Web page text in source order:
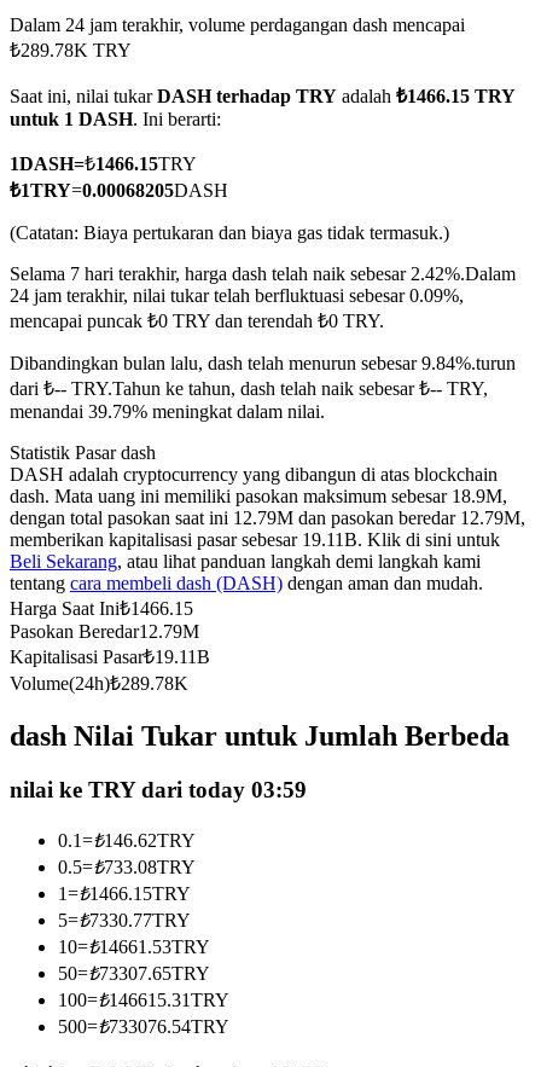
Derivatif saham, forex, logam mulia, dan komoditas
USDC Berjangka
Kontrak berjangka menggunakan USDC sebagai jaminannya
Copy Trading
Bergabunglah dengan pedagang top
Menjadi Pedagang Salinan
Nikmati pembagian keuntungan dan komisi copy trading
Dalam 24 jam terakhir, volume perdagangan dash mencapai
₺289.78K TRY
Saat ini, nilai tukarDASH terhadap TRY adalah ₺1466.15 TRY
untuk 1 DASH. Ini berarti:
1DASH=₺1466.15TRY
₺1TRY=0.00068205DASH
(Catatan: Biaya pertukaran dan biaya gas tidak termasuk.)
Selama 7 hari terakhir, harga dash telah naik sebesar 2.42%.Dalam
24 jam terakhir, nilai tukar telah berfluktuasi sebesar 0.09%,
mencapai puncak ₺0 TRY dan terendah ₺0 TRY.
Dibandingkan bulan lalu, dash telah menurun sebesar 9.84%.turun
dari ₺-- TRY.Tahun ke tahun, dash telah naik sebesar ₺-- TRY,
menandai 39.79% meningkat dalam nilai.
Statistik Pasar dash
DASH adalah cryptocurrency yang dibangun di atas blockchain
dash. Mata uang ini memiliki pasokan maksimum sebesar 18.9M,
dengan total pasokan saat ini 12.79M dan pasokan beredar 12.79M,
memberikan kapitalisasi pasar sebesar 19.11B. Klik di sini untuk
Beli Sekarang, atau lihat panduan langkah demi langkah kami
tentang cara membeli dash (DASH) dengan aman dan mudah.
Harga Saat Ini₺1466.15
Pasokan Beredar12.79M
Kapitalisasi Pasar₺19.11B
Volume(24h)₺289.78K
dash Nilai Tukar untuk Jumlah Berbeda
nilai ke TRY dari today 03:59
0.1=₺146.62TRY
0.5=₺733.08TRY
1=₺1466.15TRY
5=₺7330.77TRY
10=₺14661.53TRY
50=₺73307.65TRY
100=₺146615.31TRY
500=₺733076.54TRY